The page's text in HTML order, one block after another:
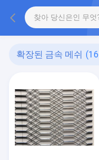
확장된 금속 메쉬